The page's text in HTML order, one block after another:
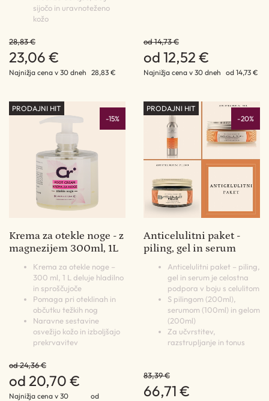
sijočo in uravnoteženo
kožo
28,83 €
23,06 €
Najnižja cena v 30 dneh 28,83 €
od 14,73 €
od 12,52 €
Najnižja cena v 30 dneh od 14,73 €
-15%
PRODAJNI HIT
Krema za otekle noge - z
magnezijem 300ml, 1L
Krema za otekle noge –
300 ml, 1 L deluje hladilno
in sproščujoče
Pomaga pri oteklinah in
občutku težkih nog
Naravne sestavine
osvežijo kožo in izboljšajo
prekrvavitev
od 24,36 €
od 20,70 €
Najnižja cena v 30
od
-20%
PRODAJNI HIT
Anticelulitni paket -
piling, gel in serum
Anticelulitni paket – piling,
gel in serum je celostna
podpora v boju s celulitom
S pilingom (200ml),
serumom (100ml) in gelom
(200ml)
Za učvrstitev,
razstrupljanje in tonus
83,39 €
66,71 €